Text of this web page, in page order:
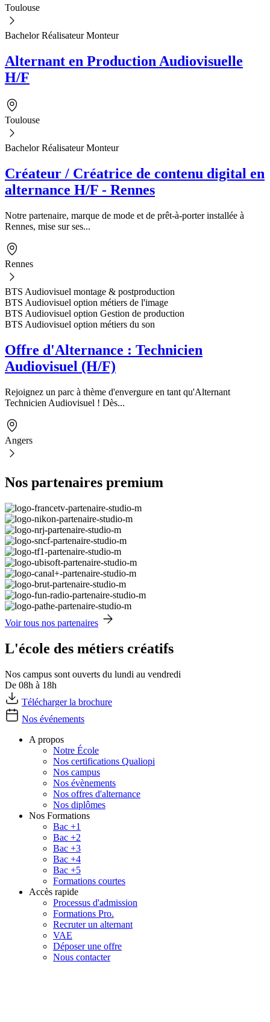
Toulouse
Bachelor Réalisateur Monteur
Alternant en Production Audiovisuelle
H/F
Toulouse
Bachelor Réalisateur Monteur
Créateur / Créatrice de contenu digital en
alternance H/F - Rennes
Notre partenaire, marque de mode et de prêt-à-porter installée à
Rennes, mise sur ses...
Rennes
BTS Audiovisuel montage & postproduction
BTS Audiovisuel option métiers de l'image
BTS Audiovisuel option Gestion de production
BTS Audiovisuel option métiers du son
Offre d'Alternance : Technicien
Audiovisuel (H/F)
Rejoignez un parc à thème d'envergure en tant qu'Alternant
Technicien Audiovisuel ! Dès...
Angers
Nos partenaires premium
Voir tous nos partenaires
L'école des métiers créatifs
Nos campus sont ouverts du lundi au vendredi
De 08h à 18h
Télécharger la brochure
Nos événements
A propos
Notre École
Nos certifications Qualiopi
Nos campus
Nos évènements
Nos offres d'alternance
Nos diplômes
Nos Formations
Bac +1
Bac +2
Bac +3
Bac +4
Bac +5
Formations courtes
Accès rapide
Processus d'admission
Formations Pro.
Recruter un alternant
VAE
Déposer une offre
Nous contacter